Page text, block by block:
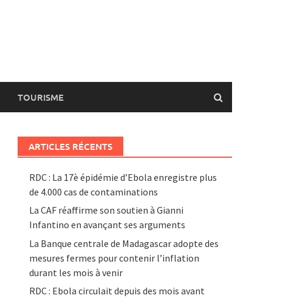
TOURISME
ARTICLES RÉCENTS
RDC : La 17è épidémie d’Ebola enregistre plus
de 4.000 cas de contaminations
La CAF réaffirme son soutien à Gianni
Infantino en avançant ses arguments
La Banque centrale de Madagascar adopte des
mesures fermes pour contenir l’inflation
durant les mois à venir
RDC : Ebola circulait depuis des mois avant